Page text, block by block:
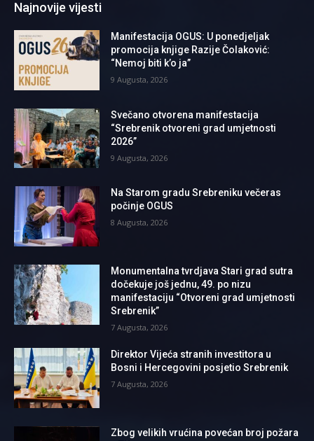
Najnovije vijesti
Manifestacija OGUS: U ponedjeljak
promocija knjige Razije Čolaković:
“Nemoj biti k’o ja”
9 Augusta, 2026
Svečano otvorena manifestacija
“Srebrenik otvoreni grad umjetnosti
2026”
9 Augusta, 2026
Na Starom gradu Srebreniku večeras
počinje OGUS
8 Augusta, 2026
Monumentalna tvrdjava Stari grad sutra
dočekuje još jednu, 49. po nizu
manifestaciju “Otvoreni grad umjetnosti
Srebrenik”
7 Augusta, 2026
Direktor Vijeća stranih investitora u
Bosni i Hercegovini posjetio Srebrenik
7 Augusta, 2026
Zbog velikih vrućina povećan broj požara